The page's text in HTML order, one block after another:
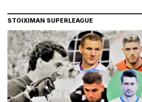
STOIXIMAN SUPERLEAGUE